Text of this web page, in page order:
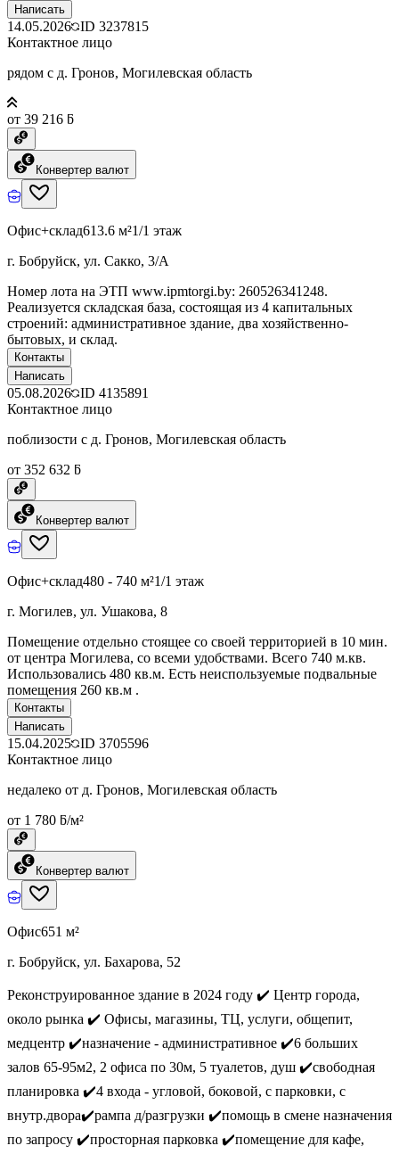
Написать
14.05.2026 ID 3237815
Контактное лицо
рядом с д. Гронов, Могилевская область
от 39 216 ƃ
Конвертер валют
Офис+склад613.6 м²1/1 этаж
г. Бобруйск, ул. Сакко, 3/А
Номер лота на ЭТП www.ipmtorgi.by: 260526341248.
Реализуется складская база, состоящая из 4 капитальных
строений: административное здание, два хозяйственно-
бытовых, и склад.
Контакты
Написать
05.08.2026 ID 4135891
Контактное лицо
поблизости с д. Гронов, Могилевская область
от 352 632 ƃ
Конвертер валют
Офис+склад480 - 740 м²1/1 этаж
г. Могилев, ул. Ушакова, 8
Помещение отдельно стоящее со своей территорией в 10 мин.
от центра Могилева, со всеми удобствами. Всего 740 м.кв.
Использовались 480 кв.м. Есть неиспользуемые подвальные
помещения 260 кв.м .
Контакты
Написать
15.04.2025 ID 3705596
Контактное лицо
недалеко от д. Гронов, Могилевская область
от 1 780 ƃ/м²
Конвертер валют
Офис651 м²
г. Бобруйск, ул. Бахарова, 52
Реконструированное здание в 2024 году ✔️ Центр города,
около рынка ✔️ Офисы, магазины, ТЦ, услуги, общепит,
медцентр ✔️назначение - административное ✔️6 больших
залов 65-95м2, 2 офиса по 30м, 5 туалетов, душ ✔️свободная
планировка ✔️4 входа - угловой, боковой, с парковки, с
внутр.двора✔️рампа д/разгрузки ✔️помощь в смене назначения
по запросу ✔️просторная парковка ✔️помещение для кафе,